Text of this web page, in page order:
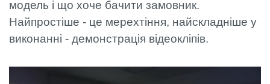
модель і що хоче бачити замовник.
Найпростіше - це мерехтіння, найскладніше у
виконанні - демонстрація відеокліпів.